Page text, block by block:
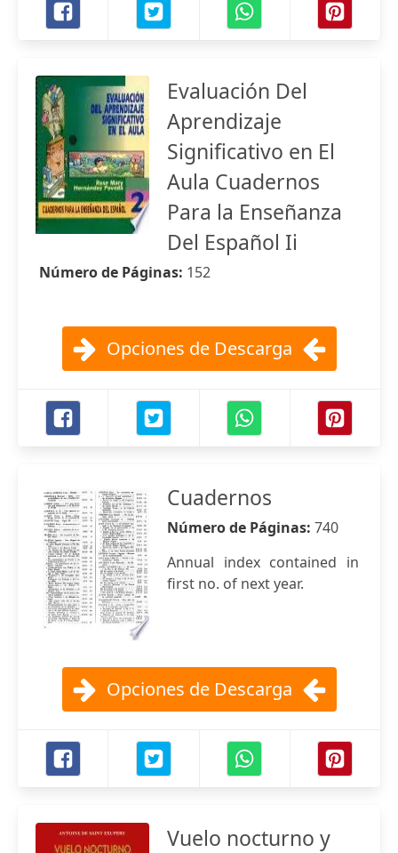
Evaluación Del
Aprendizaje
Significativo en El
Aula Cuadernos
Para la Enseñanza
Del Español Ii
Número de Páginas: 152
Opciones de Descarga
Cuadernos
Número de Páginas: 740
Annual index contained in
first no. of next year.
Opciones de Descarga
Vuelo nocturno y